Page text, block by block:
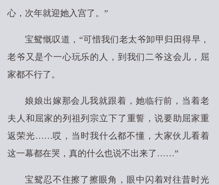
心，次年就迎她入宫了。”
宝鸳慨叹道，“可惜我们老太爷卸甲归田得早，
老爷又是个一心玩乐的人，到我们二爷这会儿，屈
家都不行了。
娘娘出嫁那会儿我就跟着，她临行前，当着老
夫人和屈家的列祖列宗立下了重誓，说要助屈家重
返荣光……哎，当时我什么都不懂，大家伙儿看着
这一幕都在哭，真的什么也说不出来了……”
宝鸳忍不住擦了擦眼角，眼中闪着对往昔时光